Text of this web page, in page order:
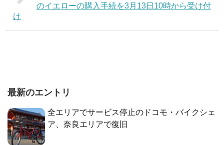
のイエローの購入手続を3月13日10時から受け付
け
最新のエントリ
全エリアでサービス停止のドコモ・バイクシェ
ア、奈良エリアで復旧